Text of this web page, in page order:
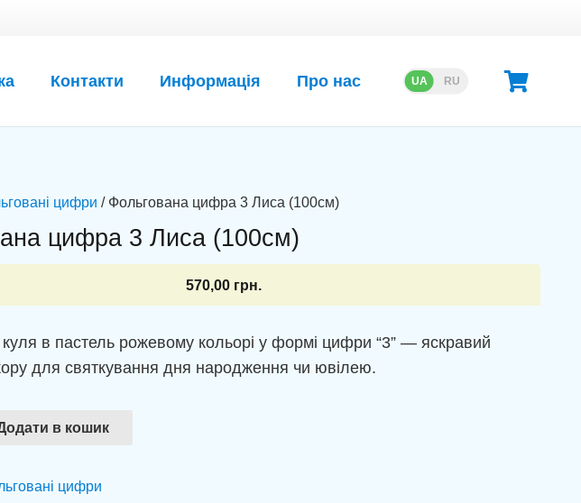
Контакти Информація Про нас UA RU
цифри / Фольгована цифра 3 Лиса (100см)
цифра 3 Лиса (100см)
570,00 грн.
в пастель рожевому кольорі у формі цифри “3” — яскравий
для святкування дня народження чи ювілею.
в кошик
цифри